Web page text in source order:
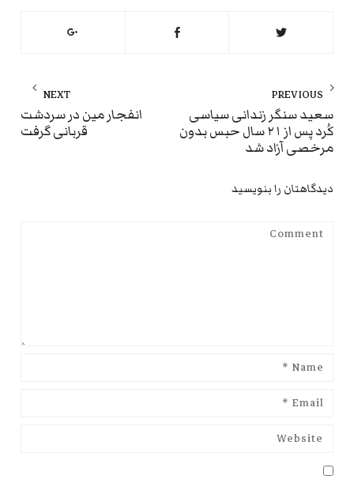
راهبری
نوشته
PREVIOUS
Previous
post:
سعید سنگر زندانی سیاسی
كُرد پس از ۲۱ سال حبس بدون
مرخصی آزاد شد
NEXT
انفجار مین در سردشت
قربانی گرفت
دیدگاهتان را بنویسید